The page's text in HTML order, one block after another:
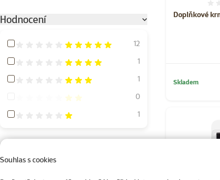
Souhlas s cookies
Hodnocení
Hodnocení 100%
12
Hodnocení 80%
1
Hodnocení 60%
1
Hodnocení 40%
0
Hodnocení 20%
1
Objem
Doplňkové
Skladem